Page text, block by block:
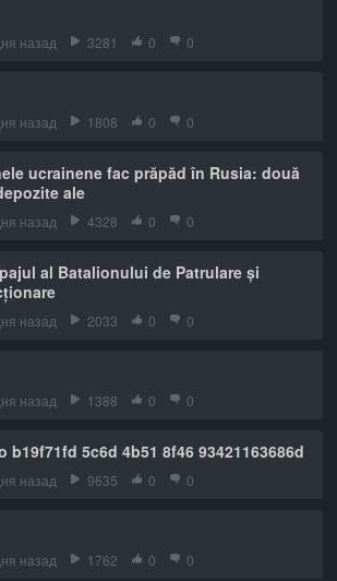
назад 3281 0 0
назад 1808 0 0
ucrainene fac prăpăd în Rusia: două
ale
назад 4328 0 0
al Batalionului de Patrulare și
назад 2033 0 0
назад 1388 0 0
b19f71fd 5c6d 4b51 8f46 93421163686d
назад 9635 0 0
назад 1762 0 0